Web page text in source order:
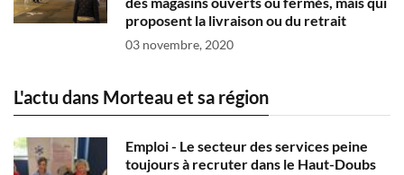
proposent la livraison ou du retrait
03 novembre, 2020
L'actu dans Morteau et sa région
Emploi - Le secteur des services peine
toujours à recruter dans le Haut-Doubs